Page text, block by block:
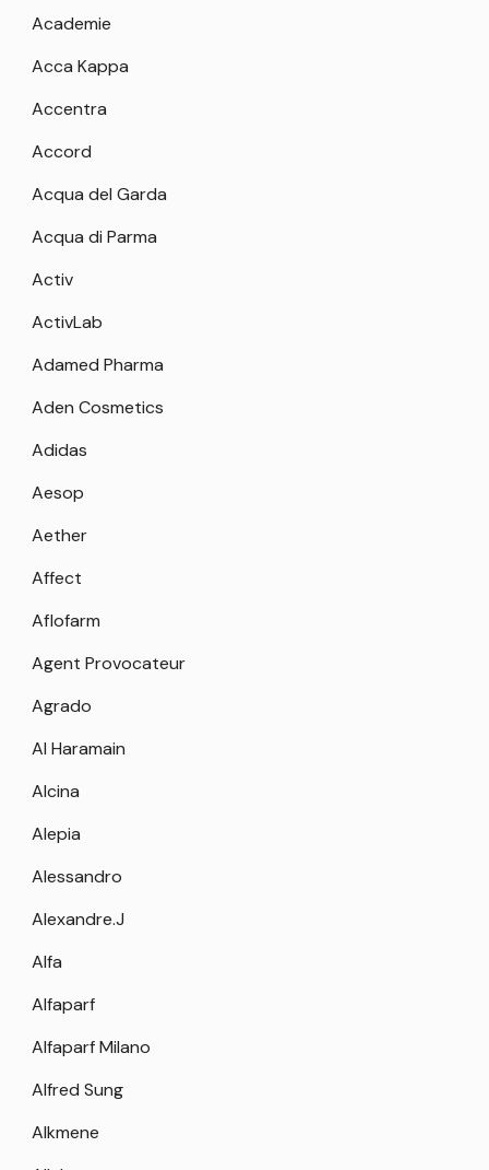
Academie
Acca Kappa
Accentra
Accord
Acqua del Garda
Acqua di Parma
Activ
ActivLab
Adamed Pharma
Aden Cosmetics
Adidas
Aesop
Aether
Affect
Aflofarm
Agent Provocateur
Agrado
Al Haramain
Alcina
Alepia
Alessandro
Alexandre.J
Alfa
Alfaparf
Alfaparf Milano
Alfred Sung
Alkmene